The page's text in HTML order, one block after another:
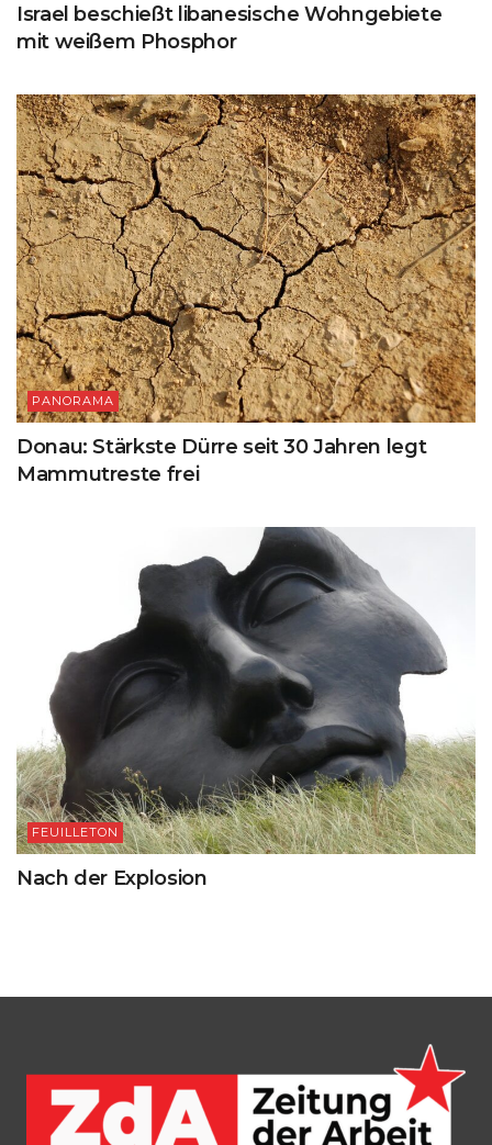
Israel beschießt libanesische Wohngebiete
mit weißem Phosphor
PANORAMA
Donau: Stärkste Dürre seit 30 Jahren legt
Mammutreste frei
FEUILLETON
Nach der Explosion